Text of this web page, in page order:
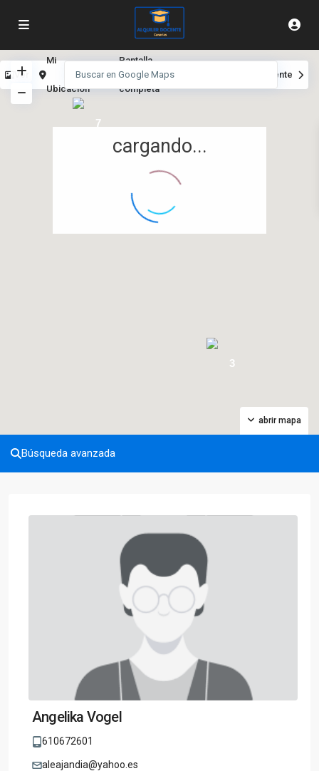
7
3
cargando...
abrir mapa
Ver
Mi
Ubicación
Pantalla
completa
Siguiente
Búsqueda avanzada
Angelika Vogel
610672601
aleajandia@yahoo.es